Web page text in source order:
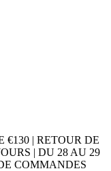
| RETOUR DE
| DU 28 AU 29
COMMANDES